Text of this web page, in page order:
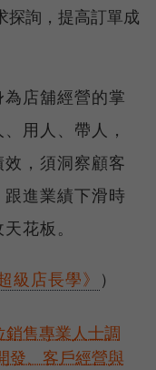
探詢，提高訂單成
店舖經營的掌
用人、帶人，
，須洞察顧客
進業績下滑時
花板。
級店長學》 ）
銷售專業人士調
發、客戶經營與